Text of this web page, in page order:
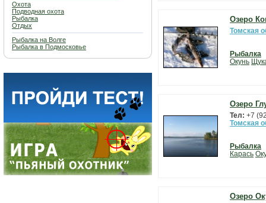
Охота
Подводная охота
Рыбалка
Отдых
Рыбалка на Волге
Рыбалка в Подмосковье
Озеро
Томская
Рыбалка
Окунь
Озеро
Тел: +7
Томская
Рыбалка
Карась
Озеро